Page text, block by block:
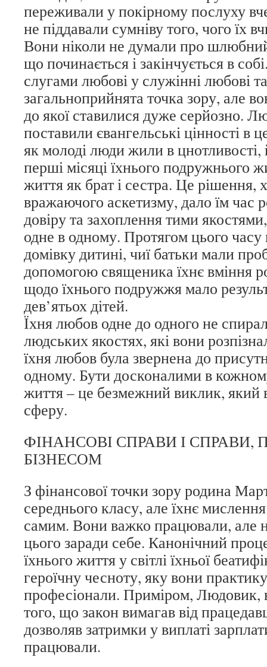
переживали у покірному послуху
не піддавали сумніву того, чого їх
Вони ніколи не думали про
що починається і закінчується в
слугами любові у служінні любові
загальноприйнята точка зору, але
до якої ставилися дуже серйозно.
поставили євангельські цінності в
як молоді люди жили в
перші місяці їхнього подружнього
життя як брат і сестра. Це рішення,
вражаючого аскетизму, дало їм час
довіру та захоплення тими
одне в одному. Протягом цього
домівку дитині, чиї батьки мали
допомогою священика їхнє вміння
щодо їхнього подружжя мало
дев’ятьох дітей.
Їхня любов одне до одного не
людських якостях, які вони
їхня любов була звернена до
одному. Бути досконалими в
життя – це безмежний виклик, який
сферу.
ФІНАНСОВІ СПРАВИ І СПРАВИ,
БІЗНЕСОМ
З фінансової точки зору родина
середнього класу, але їхнє
самим. Вони важко працювали, але
цього заради себе. Канонічний
їхнього життя у світлі їхньої
героїчну чесноту, яку вони
професіонали. Приміром, Людовик,
того, що закон вимагав від
дозволяв затримки у виплаті
працювали.